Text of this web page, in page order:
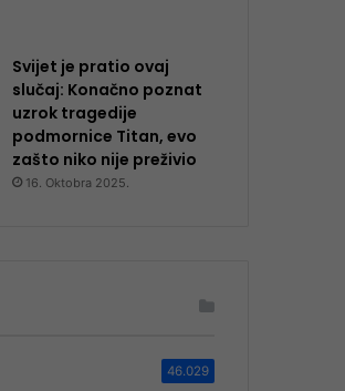
Svijet je pratio ovaj
slučaj: Konačno poznat
uzrok tragedije
podmornice Titan, evo
zašto niko nije preživio
16. Oktobra 2025.
46.029